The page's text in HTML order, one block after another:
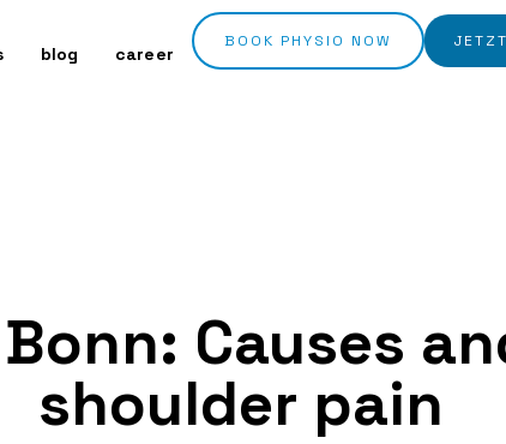
blog career
BOOK PHYSIO NOW
Causes
shoulder pain